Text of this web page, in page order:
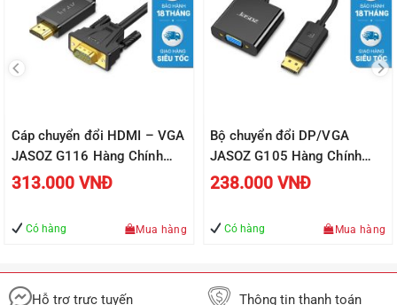
Cáp chuyển đổi HDMI – VGA
JASOZ G116 Hàng Chính
Hãng – Bảo hành 18 tháng
313.000 VNĐ
Có hàng Mua hàng
Bộ chuyển đổi DP/VGA
JASOZ G105 Hàng Chính
Hãng – Bảo hành 18 tháng
238.000 VNĐ
Có hàng Mua hàng
Hỗ trợ trực tuyến Thông tin thanh toán